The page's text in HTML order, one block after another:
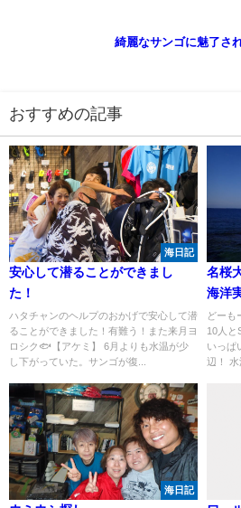
綺麗なサンゴに魅了さ
おすすめの記事
海日記
安心して潜ることができまし
た！
ハタチャンのヘルプのおかげで安心して潜
ることができました！有難う！また来月ヨ
ロシク🐟【アケミ】 6月よりも水温が少
し下がっていた。サンゴが復...
名桜
海洋
どーも
10人と
いっぱ
辺！
海日記